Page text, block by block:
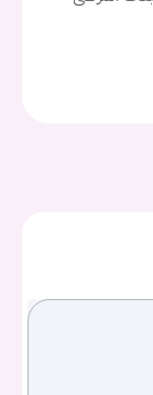
الالكتروني